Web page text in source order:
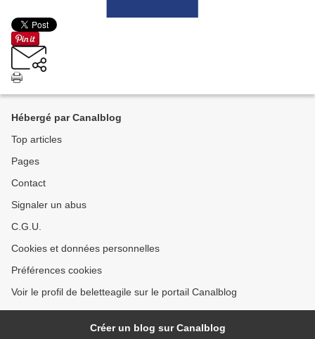
Hébergé par Canalblog
Top articles
Pages
Contact
Signaler un abus
C.G.U.
Cookies et données personnelles
Préférences cookies
Voir le profil de beletteagile sur le portail Canalblog
Créer un blog sur Canalblog